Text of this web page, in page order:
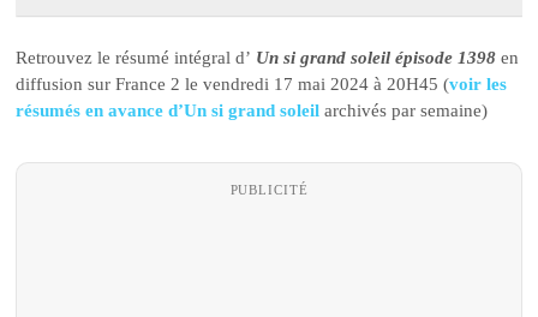
Retrouvez le résumé intégral d’ Un si grand soleil épisode 1398 en
diffusion sur France 2 le vendredi 17 mai 2024 à 20H45 (voir les
résumés en avance d’Un si grand soleil archivés par semaine)
PUBLICITÉ